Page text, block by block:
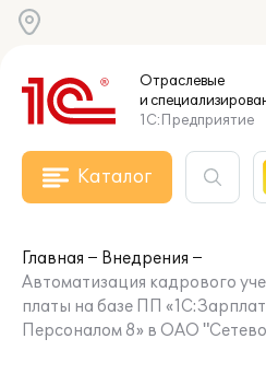
Отраслевые
и
1С:Предприятие
Каталог
Главная
Внедрения
Автоматизация кадрового
платы на базе ПП
Персоналом 8» в ОАО